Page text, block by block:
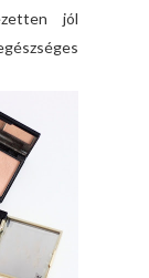
jól